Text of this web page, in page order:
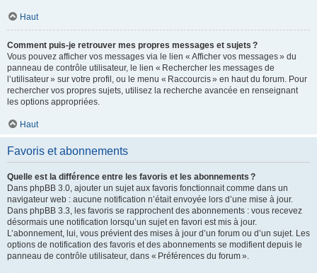
Haut
Comment puis-je retrouver mes propres messages et sujets ?
Vous pouvez afficher vos messages via le lien « Afficher vos messages » du
panneau de contrôle utilisateur, le lien « Rechercher les messages de
l’utilisateur » sur votre profil, ou le menu « Raccourcis » en haut du forum. Pour
rechercher vos propres sujets, utilisez la recherche avancée en renseignant
les options appropriées.
Haut
Favoris et abonnements
Quelle est la différence entre les favoris et les abonnements ?
Dans phpBB 3.0, ajouter un sujet aux favoris fonctionnait comme dans un
navigateur web : aucune notification n’était envoyée lors d’une mise à jour.
Dans phpBB 3.3, les favoris se rapprochent des abonnements : vous recevez
désormais une notification lorsqu’un sujet en favori est mis à jour.
L’abonnement, lui, vous prévient des mises à jour d’un forum ou d’un sujet. Les
options de notification des favoris et des abonnements se modifient depuis le
panneau de contrôle utilisateur, dans « Préférences du forum ».